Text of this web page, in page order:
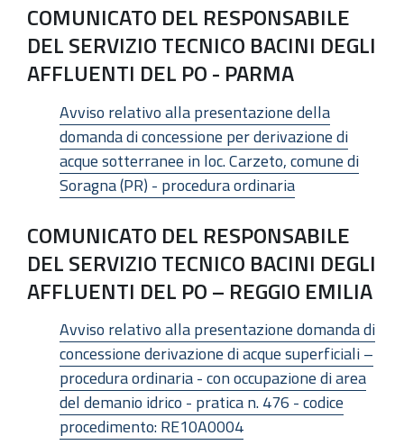
COMUNICATO DEL RESPONSABILE
DEL SERVIZIO TECNICO BACINI DEGLI
AFFLUENTI DEL PO - PARMA
Avviso relativo alla presentazione della
domanda di concessione per derivazione di
acque sotterranee in loc. Carzeto, comune di
Soragna (PR) - procedura ordinaria
COMUNICATO DEL RESPONSABILE
DEL SERVIZIO TECNICO BACINI DEGLI
AFFLUENTI DEL PO – REGGIO EMILIA
Avviso relativo alla presentazione domanda di
concessione derivazione di acque superficiali –
procedura ordinaria - con occupazione di area
del demanio idrico - pratica n. 476 - codice
procedimento: RE10A0004